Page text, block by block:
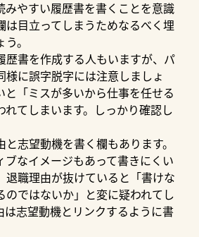
みやすい履歴書を書くことを意識
は目立ってしまうためなるべく埋
。
歴書を作成する人もいますが、パ
様に誤字脱字には注意しましょ
と「ミスが多いから仕事を任せる
れてしまいます。しっかり確認し
志望動機を書く欄もあります。
ブなイメージもあって書きにくい
退職理由が抜けていると「書けな
のではないか」と変に疑われてし
は志望動機とリンクするように書